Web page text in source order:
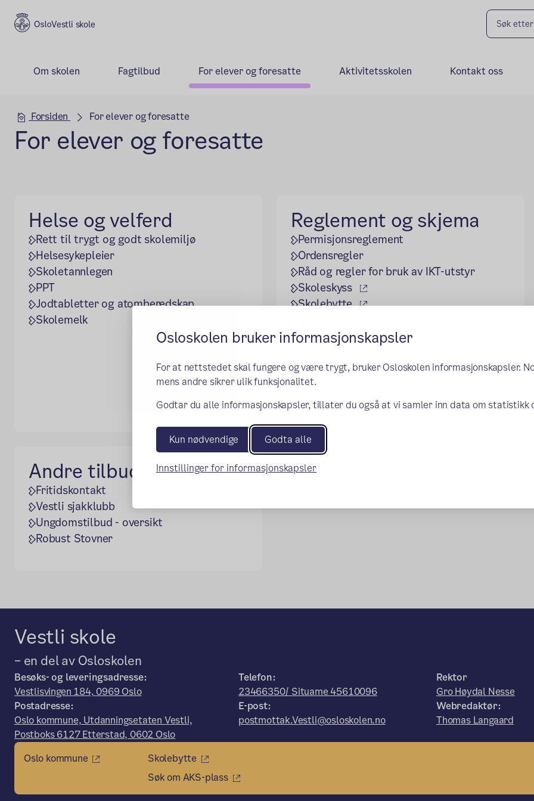
Osloskolen bruker informasjonskapsler
For at nettstedet skal fungere og være trygt, bruker Osloskolen informasjonskapsler.
mens andre sikrer ulik funksjonalitet.
Godtar du alle informasjonskapsler, tillater du også at vi samler inn data om statistikk
Kun nødvendige Godta alle
Innstillinger for informasjonskapsler
Vestli skole
Om skolen Fagtilbud For elever og foresatte Aktivitetsskolen Kontakt oss
Hovedseksjon
Forsiden For elever og foresatte
For elever og foresatte
Helse og velferd
Rett til trygt og godt skolemiljø
Helsesykepleier
Skoletannlegen
PPT
Jodtabletter og atomberedskap
Skolemelk
Reglement og skjema
Permisjonsreglement
Ordensregler
Råd og regler for bruk av IKT-utstyr
Skoleskyss
(ekstern lenke)
Skolebytte
(ekstern lenke)
Andre tilbud til elevene
Fritidskontakt
Vestli sjakklubb
Ungdomstilbud - oversikt
Robust Stovner
Vestli skole
– en del av Osloskolen
Besøks- og leveringsadresse:
Vestlisvingen 184, 0969 Oslo
Postadresse:
Oslo kommune, Utdanningsetaten Vestli,
Postboks 6127 Etterstad, 0602 Oslo
Telefon:
23466350/ Situame 45610096
E-post:
postmottak.Vestli@osloskolen.no
Rektor
Gro Høydal Nesse
Webredaktør:
Thomas Langaard
Oslo kommune
Skolebytte
Søk om AKS-plass